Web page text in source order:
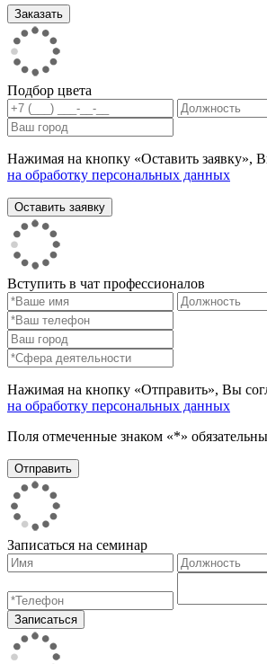
Подбор цвета
Нажимая на кнопку «Оставить заявку»,
на обработку персональных данных
Вступить в чат профессионалов
Нажимая на кнопку «Отправить», Вы
на обработку персональных данных
Поля отмеченные знаком «*»
Записаться на семинар